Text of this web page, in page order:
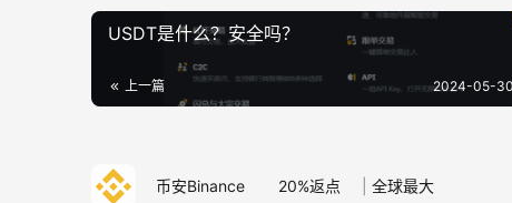
USDT是什么？安全吗？
上一篇 2024-05-
币安Binance 20%返点 全球最大